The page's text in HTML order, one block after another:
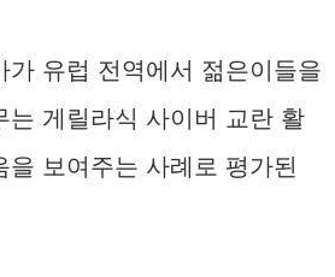
가 유럽 전역에서 젊은이들을
는 게릴라식 사이버 교란 활
보여주는 사례로 평가된